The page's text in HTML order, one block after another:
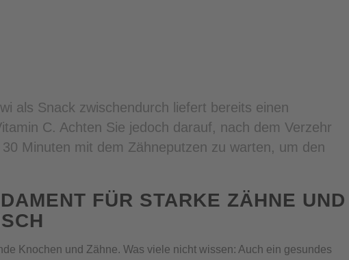
als Snack zwischendurch liefert bereits einen
C. Achten Sie jedoch darauf, nach dem Verzehr
Minuten mit dem Zähneputzen zu warten, um den
FÜR STARKE ZÄHNE UND
Knochen und Zähne. Was viele nicht wissen: Auch ein gesundes